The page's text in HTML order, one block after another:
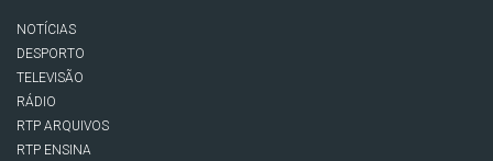
NOTÍCIAS
DESPORTO
TELEVISÃO
RÁDIO
RTP ARQUIVOS
RTP ENSINA